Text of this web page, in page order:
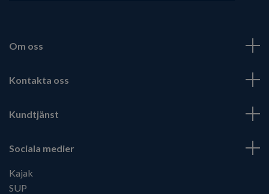
Om oss
Kontakta oss
Kundtjänst
Sociala medier
Kajak
SUP